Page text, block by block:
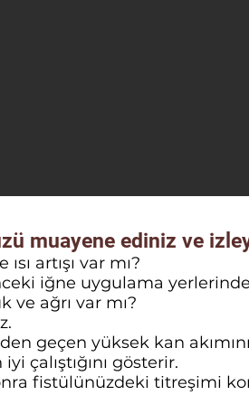
muayene ediniz ve
artışı var mı?
iğne uygulama
ve ağrı var mı?
geçen yüksek kan
çalıştığını gösterir.
fistülünüzdeki titreşimi